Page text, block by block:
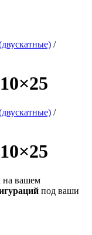
/
/
на вашем
под ваши